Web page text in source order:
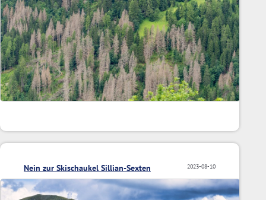
2023-08-10
Nein zur Skischaukel Sillian-Sexten